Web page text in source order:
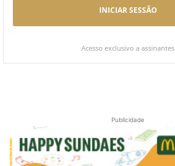
INICIAR SESSÃO
Acesso exclusivo a assinantes
Publicidade